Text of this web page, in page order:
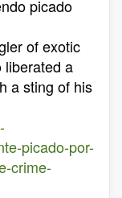
picado
of exotic
liberated a
a sting of his
picado-por-
crime-